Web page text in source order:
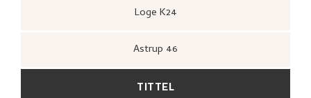
Loge K24
Astrup 46
TITTEL